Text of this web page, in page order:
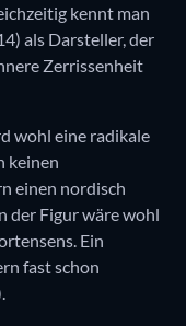
kennt man
als Darsteller, der
Zerrissenheit
wohl eine radikale
keinen
einen nordisch
der Figur wäre wohl
Ein
fast schon